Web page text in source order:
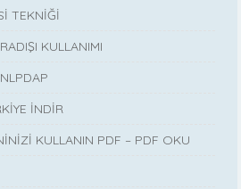
TEKNİĞİ
KULLANIMI
İNDİR
KULLANIN PDF – PDF OKU